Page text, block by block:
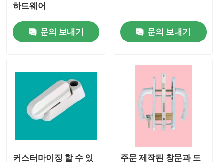
공장 여행
품질 관리
인용문을 요구하세요
UPVC 윈도우 프로파일
하드웨어
문의 보내기 문의 보내기
커스터마이징 할 수 있 주문 제작된 창문과 도